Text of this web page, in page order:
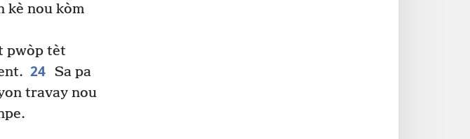
kè nou kòm
pwòp tèt
24 Sa pa
travay nou